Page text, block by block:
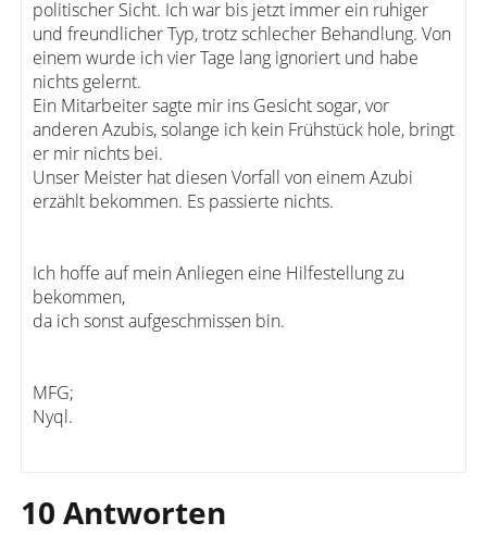
politischer Sicht. Ich war bis jetzt immer ein ruhiger
und freundlicher Typ, trotz schlecher Behandlung. Von
einem wurde ich vier Tage lang ignoriert und habe
nichts gelernt.
Ein Mitarbeiter sagte mir ins Gesicht sogar, vor
anderen Azubis, solange ich kein Frühstück hole, bringt
er mir nichts bei.
Unser Meister hat diesen Vorfall von einem Azubi
erzählt bekommen. Es passierte nichts.
Ich hoffe auf mein Anliegen eine Hilfestellung zu
bekommen,
da ich sonst aufgeschmissen bin.
MFG;
Nyql.
10 Antworten